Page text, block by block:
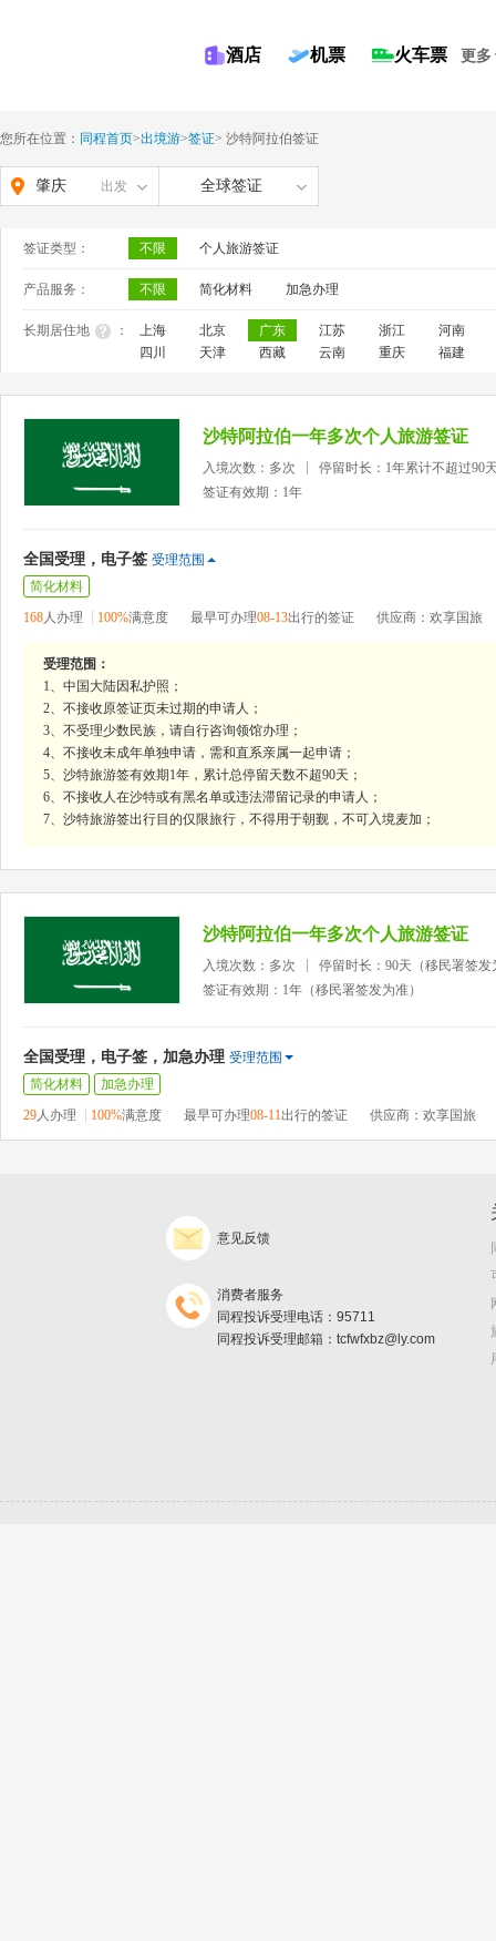
酒店 机票 火车票 更多
您所在位置： 同程首页>出境游>签证> 沙特阿拉伯签证
肇庆 出发 全球签证
签证类型： 不限 个人旅游签证
产品服务： 不限 简化材料 加急办理
长期居住地 ： 上海 北京 广东 江苏 浙江
河南
四川
天津 西藏 云南 重庆 福建
沙特阿拉伯一年多次个人旅游签证
入境次数：多次
停留时长：1年累计不超过90
签证有效期：1年
全国受理，电子签 受理范围
简化材料
168人办理 100%满意度 最早可办理08-13出行的签证 供应商：欢享国旅
受理范围：
1、中国大陆因私护照；
2、不接收原签证页未过期的申请人；
3、不受理少数民族，请自行咨询领馆办理；
4、不接收未成年单独申请，需和直系亲属一起申请；
5、沙特旅游签有效期1年，累计总停留天数不超90天；
6、不接收人在沙特或有黑名单或违法滞留记录的申请人；
7、沙特旅游签出行目的仅限旅行，不得用于朝觐，不可入境麦加；
沙特阿拉伯一年多次个人旅游签证
入境次数：多次
停留时长：90天（移民署签发
签证有效期：1年（移民署签发为准）
全国受理，电子签，加急办理 受理范围
简化材料
加急办理
29人办理 100%满意度 最早可办理08-11出行的签证 供应商：欢享国旅
意见反馈
消费者服务
同程投诉受理电话：95711
同程投诉受理邮箱：tcfwfxbz@ly.com